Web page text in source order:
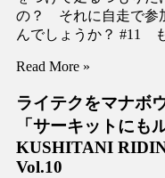
の？ それに自走で参
んでしょうか？ #11
Read More »
ライテクをマナボ
「サーキットにも
KUSHITANI
Vol.10